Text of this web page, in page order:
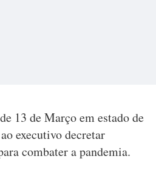
13 de Março em estado de
executivo decretar
combater a pandemia.